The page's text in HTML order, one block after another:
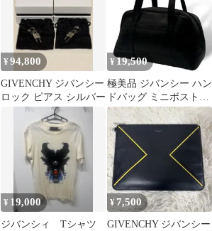
¥94,800
GIVENCHY ジバンシー
ロック ピアス シルバー
¥ 19,500
極美品 ジバンシー ハン
ドバッグ ミニボストン
ロゴ型押し 4Gロゴ レ
ザー 黒
¥ 19,000
ジバンシィ Tシャツ
¥7,500
GIVENCHY ジバンシー